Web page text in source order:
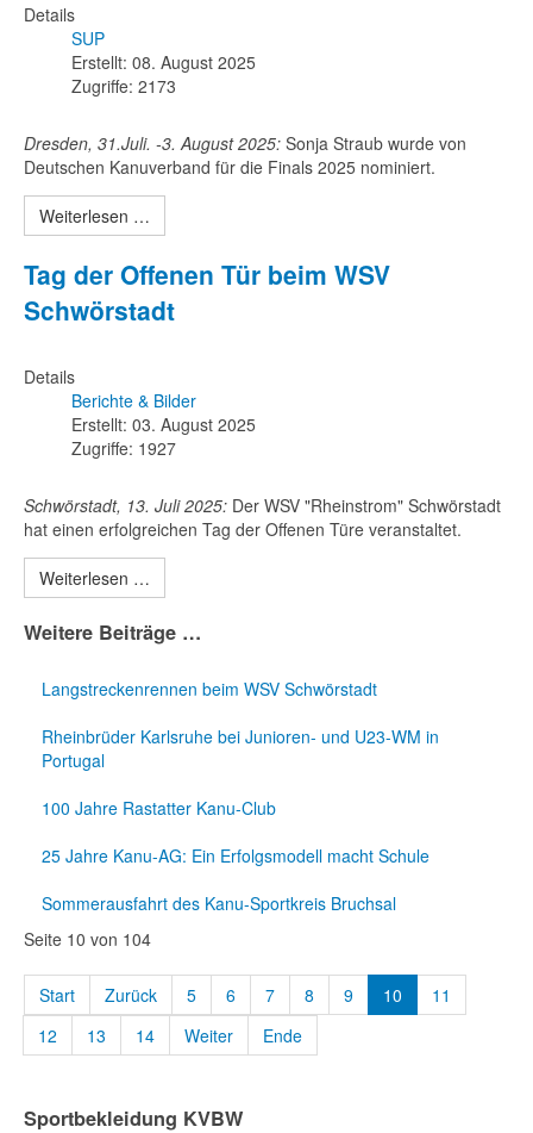
Details
SUP
Erstellt: 08. August 2025
Zugriffe: 2173
Dresden, 31.Juli. -3. August 2025: Sonja Straub wurde von
Deutschen Kanuverband für die Finals 2025 nominiert.
Weiterlesen …
Tag der Offenen Tür beim WSV
Schwörstadt
Details
Berichte & Bilder
Erstellt: 03. August 2025
Zugriffe: 1927
Schwörstadt, 13. Juli 2025: Der WSV "Rheinstrom" Schwörstadt
hat einen erfolgreichen Tag der Offenen Türe veranstaltet.
Weiterlesen …
Weitere Beiträge …
Langstreckenrennen beim WSV Schwörstadt
Rheinbrüder Karlsruhe bei Junioren- und U23-WM in
Portugal
100 Jahre Rastatter Kanu-Club
25 Jahre Kanu-AG: Ein Erfolgsmodell macht Schule
Sommerausfahrt des Kanu-Sportkreis Bruchsal
Seite 10 von 104
Start Zurück 5 6 7 8 9 10
11
12
13 14 Weiter Ende
Sportbekleidung KVBW